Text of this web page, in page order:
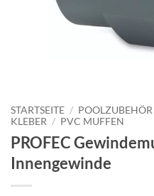
STARTSEITE / POOLZUBEHÖR
KLEBER / PVC MUFFEN
PROFEC
Innengewinde